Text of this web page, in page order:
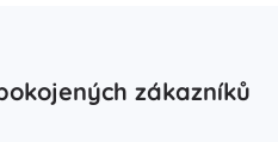
zákazníků